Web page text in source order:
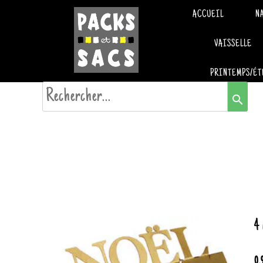
ACCUEIL
VAISSELLE
PRINTEMPS/
search
4